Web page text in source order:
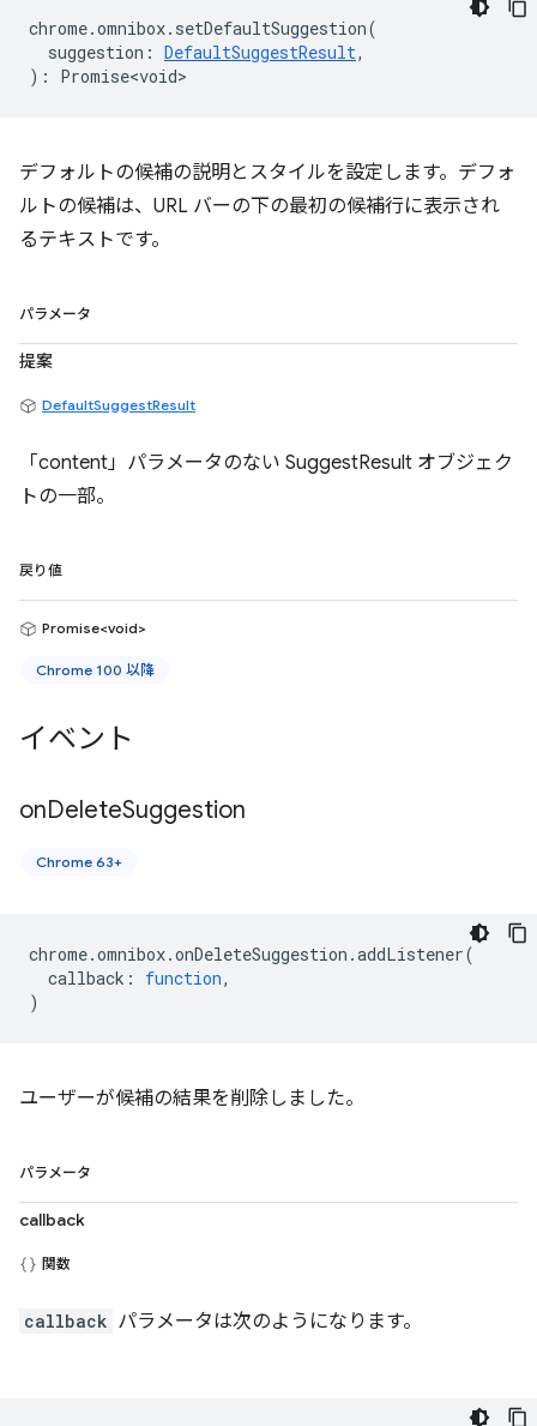
chrome.omnibox. setDefaultSuggestion(
suggestion : DefaultSuggestResult,
) : Promise<void>
デフォルトの候補の説明とスタイルを設定します。デフォ
ルトの候補は、URL バーの下の最初の候補行に表示され
るテキストです。
パラメータ
提案
DefaultSuggestResult
「content」パラメータのない SuggestResult オブジェク
トの一部。
戻り値
Promise<void>
Chrome 100 以降
イベント
onDeleteSuggestion
Chrome 63+
chrome.omnibox.onDeleteSuggestion .addListener(
callback : function,
)
ユーザーが候補の結果を削除しました。
パラメータ
callback
関数
callback パラメータは次のようになります。